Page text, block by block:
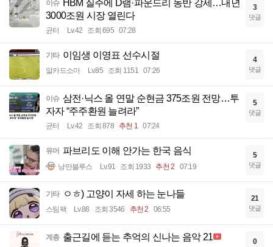
이슈 HBM 질주에 D램·파운드리 동반 강세…내년
3000조원 시장 열린다
균터 Lv.42 조회 695 07:28
3
댓글
기타 이임생 이영표 선수시절
알카드소마 Lv.85 조회 1151 07:26
4
댓글
이슈 삼전·닉스 올 연말 순현금 375조원 전망…투
자자 “주주환원 늘려라”
균터 Lv.42 조회 878 추천 1 07:24
5
댓글
유머 파브리도 이해 안가는 한국 음식
낭만블루스 Lv.91 조회 1933 추천 2 07:19
5
댓글
기타 ㅇㅎ) 고양이 자세 하는 눈나들
스팀팩 Lv.88 조회 3546 추천 2 06:55
21
댓글
계층 출근길에 듣는 추억의 신나는 음악 21 0